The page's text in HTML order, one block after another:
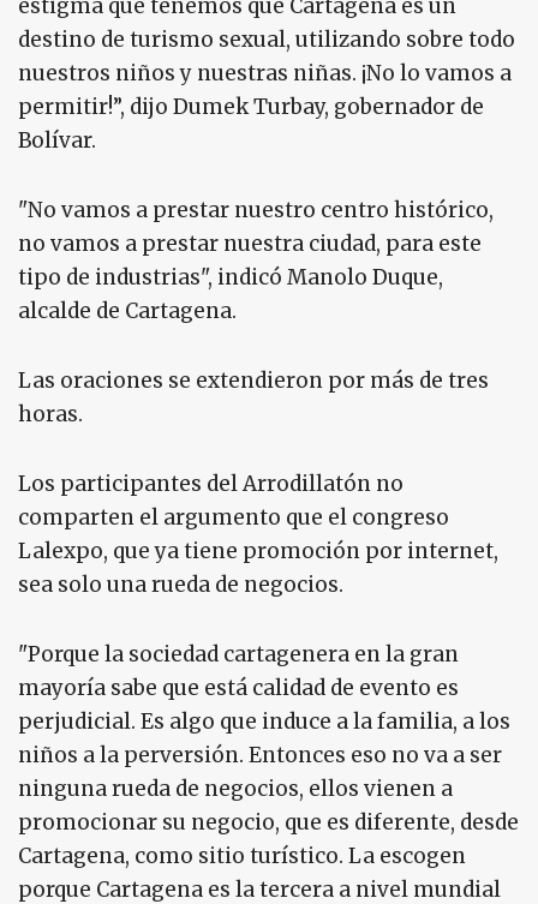
estigma que tenemos que Cartagena es un
destino de turismo sexual, utilizando sobre todo
nuestros niños y nuestras niñas. ¡No lo vamos a
permitir!”, dijo Dumek Turbay, gobernador de
Bolívar.
"No vamos a prestar nuestro centro histórico,
no vamos a prestar nuestra ciudad, para este
tipo de industrias", indicó Manolo Duque,
alcalde de Cartagena.
Las oraciones se extendieron por más de tres
horas.
Los participantes del Arrodillatón no
comparten el argumento que el congreso
Lalexpo, que ya tiene promoción por internet,
sea solo una rueda de negocios.
"Porque la sociedad cartagenera en la gran
mayoría sabe que está calidad de evento es
perjudicial. Es algo que induce a la familia, a los
niños a la perversión. Entonces eso no va a ser
ninguna rueda de negocios, ellos vienen a
promocionar su negocio, que es diferente, desde
Cartagena, como sitio turístico. La escogen
porque Cartagena es la tercera a nivel mundial